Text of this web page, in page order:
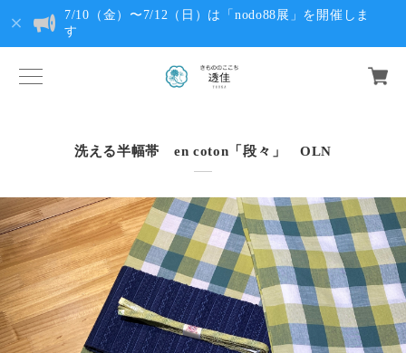
7/10（金）〜7/12（日）は「nodo88展」を開催しま
す
洗える半幅帯 en coton「段々」 OLN